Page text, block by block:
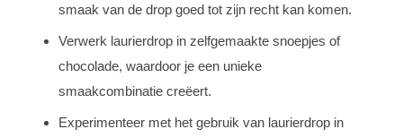
smaak van de drop goed tot zijn recht kan komen.
Verwerk laurierdrop in zelfgemaakte snoepjes of
chocolade, waardoor je een unieke
smaakcombinatie creëert.
Experimenteer met het gebruik van laurierdrop in